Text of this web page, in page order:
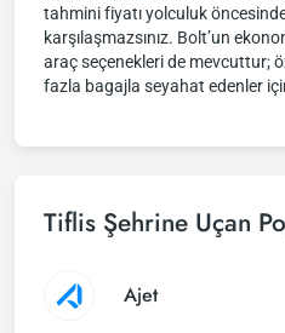
tahmini fiyatı yolculuk
karşılaşmazsınız. Bolt’un
araç seçenekleri de mevcuttur;
fazla bagajla seyahat edenler
Tiflis Şehrine Uçan
Ajet